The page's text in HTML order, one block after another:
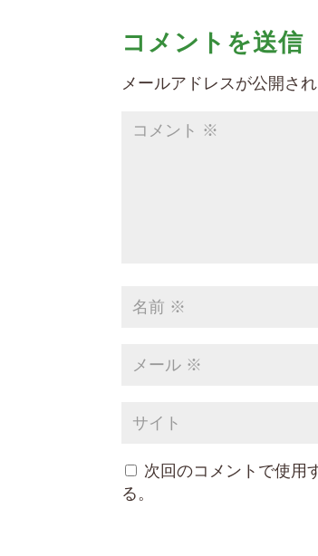
コメントを送信
メールアドレスが公開さ
次回のコメントで使用
る。